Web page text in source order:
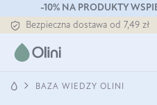
-10% NA PRODUKTY
Bezpieczna dostawa od 7,49 zł
Darmowa dostawa od 199 zł
BAZA WIEDZY OLINI